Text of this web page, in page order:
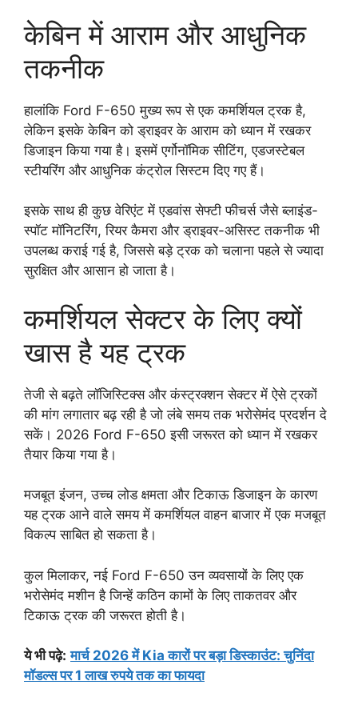
केबिन में आराम और आधुनिक
तकनीक
हालांकि Ford F-650 मुख्य रूप से एक कमर्शियल ट्रक है,
लेकिन इसके केबिन को ड्राइवर के आराम को ध्यान में रखकर
डिजाइन किया गया है। इसमें एर्गोनॉमिक सीटिंग, एडजस्टेबल
स्टीयरिंग और आधुनिक कंट्रोल सिस्टम दिए गए हैं।
इसके साथ ही कुछ वेरिएंट में एडवांस सेफ्टी फीचर्स जैसे ब्लाइंड-
स्पॉट मॉनिटरिंग, रियर कैमरा और ड्राइवर-असिस्ट तकनीक भी
उपलब्ध कराई गई है, जिससे बड़े ट्रक को चलाना पहले से ज्यादा
सुरक्षित और आसान हो जाता है।
कमर्शियल सेक्टर के लिए क्यों
खास है यह ट्रक
तेजी से बढ़ते लॉजिस्टिक्स और कंस्ट्रक्शन सेक्टर में ऐसे ट्रकों
की मांग लगातार बढ़ रही है जो लंबे समय तक भरोसेमंद प्रदर्शन दे
सकें। 2026 Ford F-650 इसी जरूरत को ध्यान में रखकर
तैयार किया गया है।
मजबूत इंजन, उच्च लोड क्षमता और टिकाऊ डिजाइन के कारण
यह ट्रक आने वाले समय में कमर्शियल वाहन बाजार में एक मजबूत
विकल्प साबित हो सकता है।
कुल मिलाकर, नई Ford F-650 उन व्यवसायों के लिए एक
भरोसेमंद मशीन है जिन्हें कठिन कामों के लिए ताकतवर और
टिकाऊ ट्रक की जरूरत होती है।
ये भी पढ़े: मार्च 2026 में Kia कारों पर बड़ा डिस्काउंट: चुनिंदा
मॉडल्स पर 1 लाख रुपये तक का फायदा